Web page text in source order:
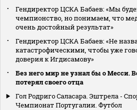
Гендиректор ЦСКА Бабаев: «Мы
чемпионство, но понимаем, что
очень достойный результат»
Гендиректор ЦСКА Бабаев: «Не
катастрофическими, чтобы уже
доверия к Игдисамову»
Без него мир не узнал бы о Месси.
потерял своего отца
Гол Родриго Саласара. Эштрела -
Чемпионат Португалии. Футбол